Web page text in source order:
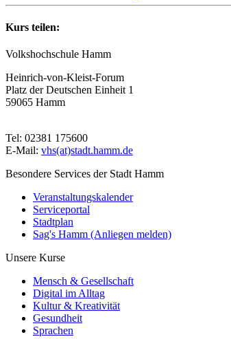
Kurs teilen:
Volkshochschule Hamm
Heinrich-von-Kleist-Forum
Platz der Deutschen Einheit 1
59065 Hamm
Tel: 02381 175600
E-Mail: vhs(at)stadt.hamm.de
Besondere Services der Stadt Hamm
Veranstaltungskalender
Serviceportal
Stadtplan
Sag's Hamm (Anliegen melden)
Unsere Kurse
Mensch & Gesellschaft
Digital im Alltag
Kultur & Kreativität
Gesundheit
Sprachen